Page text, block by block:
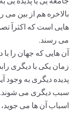
بالاخره هم از بین می
هایی است که اکثرآ
می رسند.
آن هایی که جهان را
زمان یکی با دیگری
پدیده دیگری به وجود
سبب دیگری می شوند.
اسباب آن ها می جوید،